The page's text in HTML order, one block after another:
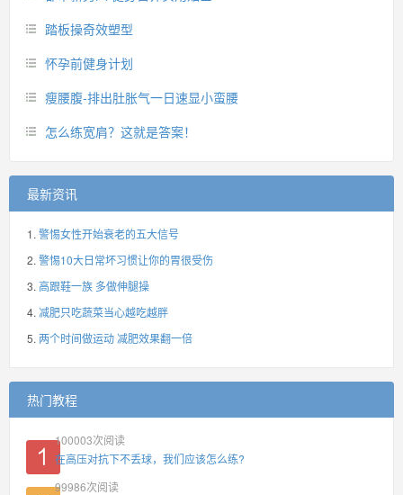
踏板操奇效塑型
怀孕前健身计划
瘦腰腹-排出肚胀气一日速显小蛮腰
怎么练宽肩？这就是答案！
最新资讯
警惕女性开始衰老的五大信号
警惕10大日常坏习惯让你的胃很受伤
高跟鞋一族 多做伸腿操
减肥只吃蔬菜当心越吃越胖
两个时间做运动 减肥效果翻一倍
热门教程
100003次阅读
在高压对抗下不丢球，我们应该怎么练?
99986次阅读